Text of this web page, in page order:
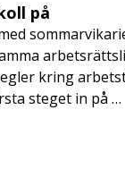
på
kring
steget in på …